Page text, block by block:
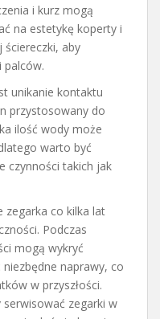
i kurz mogą
na estetykę koperty i
ściereczki, aby
palców.
unikanie kontaktu
przystosowany do
ilość wody może
warto być
czynności takich jak
zegarka co kilka lat
Podczas
mogą wykryć
naprawy, co
w przyszłości.
zegarki w